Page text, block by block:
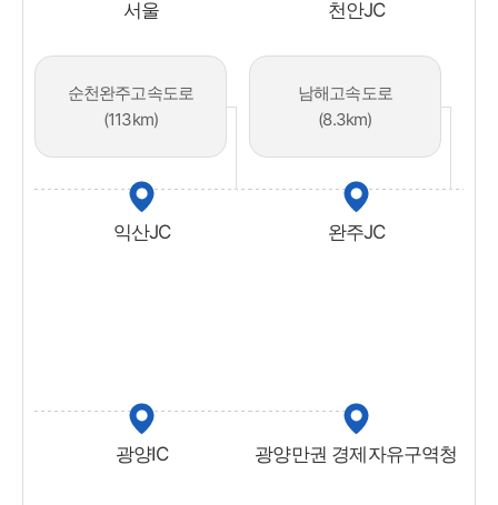
서울 천안JC​
익산JC
순천완주고속도로
(113km)
완주JC
남해고속도로
(8.3km)
광양IC 광양만권 경제자유구역청